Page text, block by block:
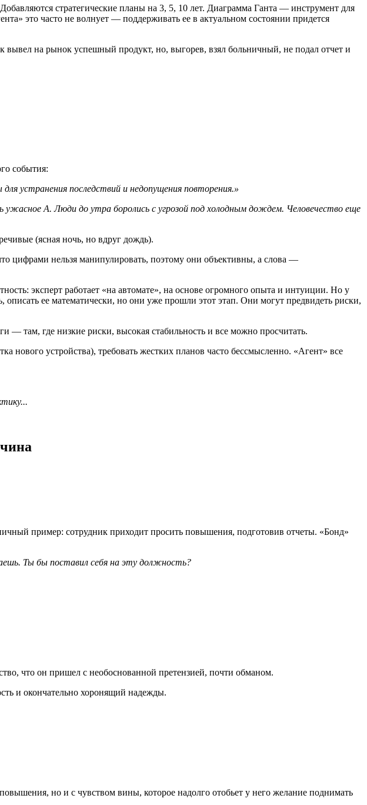
стратегические планы на 3, 5, 10 лет. Диаграмма Ганта — инструмент для
это часто не волнует — поддерживать ее в актуальном состоянии придется
вывел на рынок успешный продукт, но, выгорев, взял больничный, не подал отчет и
события:
устранения последствий и недопущения повторения.»
А. Люди до утра боролись с угрозой под холодным дождем. Человечество еще
(ясная ночь, но вдруг дождь).
цифрами нельзя манипулировать, поэтому они объективны, а слова —
эксперт работает «на автомате», на основе огромного опыта и интуиции. Но у
ее математически, но они уже прошли этот этап. Они могут предвидеть риски,
— там, где низкие риски, высокая стабильность и все можно просчитать.
нового устройства), требовать жестких планов часто бессмысленно. «Агент» все
пример: сотрудник приходит просить повышения, подготовив отчеты. «Бонд»
Ты бы поставил себя на эту должность?
что он пришел с необоснованной претензией, почти обманом.
и окончательно хоронящий надежды.
но и с чувством вины, которое надолго отобьет у него желание поднимать